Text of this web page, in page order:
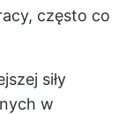
często co
siły
w